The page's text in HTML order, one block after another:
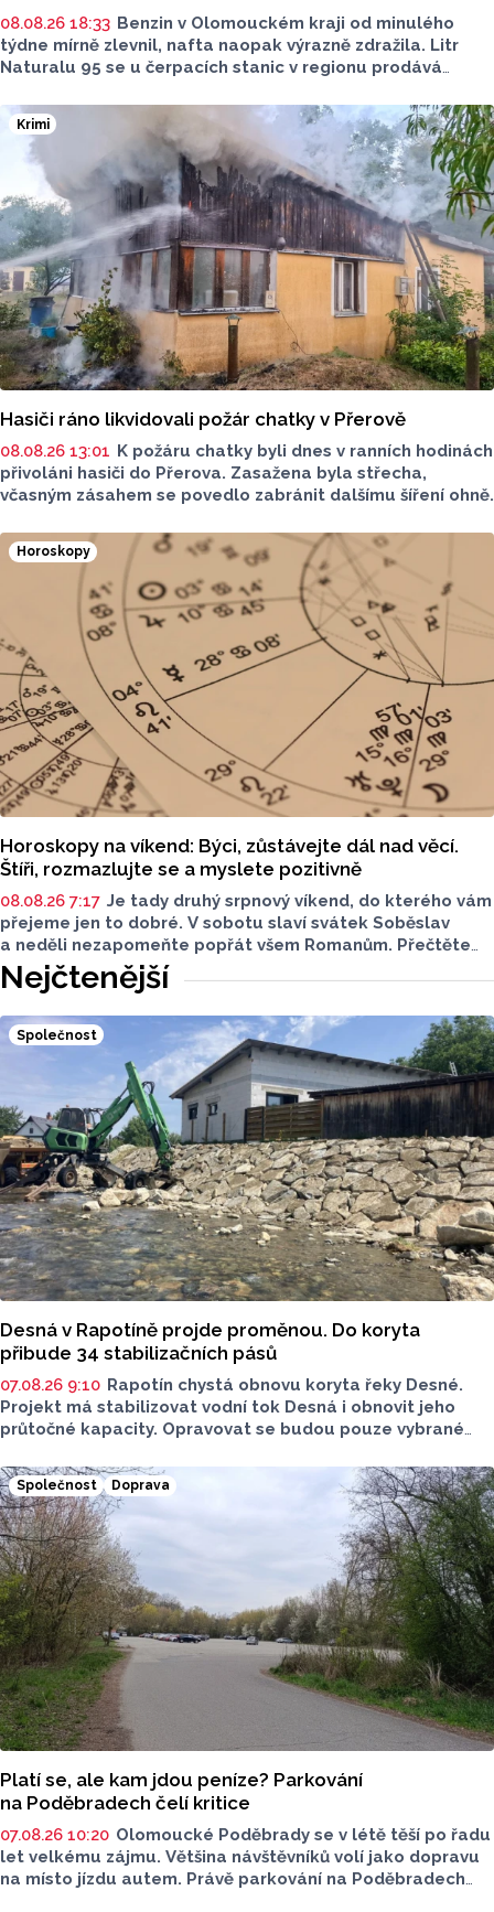
08.08.26 18:33 Benzin v Olomouckém kraji od minulého
týdne mírně zlevnil, nafta naopak výrazně zdražila. Litr
Naturalu 95 se u čerpacích stanic v regionu prodává
dražší. O 84 haléřů zdražila nafta, za litr teď řidiči dají
průměrně 44,84 koruny. Podle údajů společnosti CCS,
která ceny sleduje, je benzin v současnosti o 7,73 koruny
dražší než před rokem, za naftu tehdy motoristé platili
o 11,31 koruny méně.
Krimi
Hasiči ráno likvidovali požár chatky v Přerově
08.08.26 13:01 K požáru chatky byli dnes v ranních hodinách
přivoláni hasiči do Přerova. Zasažena byla střecha,
včasným zásahem se povedlo zabránit dalšímu šíření ohně.
Horoskopy
Horoskopy na víkend: Býci, zůstávejte dál nad věcí.
Štíři, rozmazlujte se a myslete pozitivně
08.08.26 7:17 Je tady druhý srpnový víkend, do kterého vám
přejeme jen to dobré. V sobotu slaví svátek Soběslav
a neděli nezapomeňte popřát všem Romanům. Přečtěte
si svůj horoskop a mějte pěkný víkend.
Nejčtenější
Společnost
Desná v Rapotíně projde proměnou. Do koryta
přibude 34 stabilizačních pásů
07.08.26 9:10 Rapotín chystá obnovu koryta řeky Desné.
Projekt má stabilizovat vodní tok Desná i obnovit jeho
průtočné kapacity. Opravovat se budou pouze vybrané
samostatných stavebních projektů.
Společnost Doprava
Platí se, ale kam jdou peníze? Parkování
na Poděbradech čelí kritice
07.08.26 10:20 Olomoucké Poděbrady se v létě těší po řadu
let velkému zájmu. Většina návštěvníků volí jako dopravu
na místo jízdu autem. Právě parkování na Poděbradech